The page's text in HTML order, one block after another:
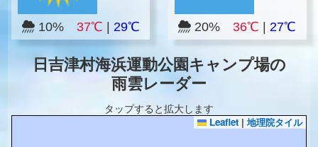
10% 37℃ 29℃ 20%36℃ |27℃
日吉津村海浜運動公園キャンプ場の
雨雲レーダー
タップすると拡大します
Leaflet | 地理院タイル